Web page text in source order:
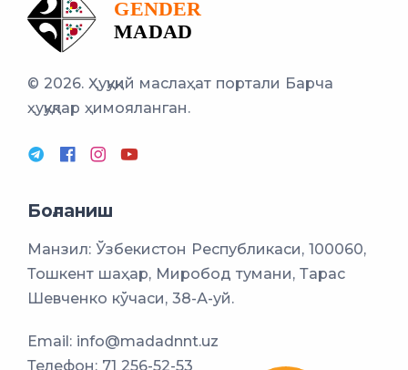
© 2026. Ҳуқуқий маслаҳат портали Барча
ҳуқуқлар ҳимояланган.
Боғланиш
Манзил: Ўзбекистон Республикаси, 100060,
Тошкент шаҳар, Миробод тумани, Тарас
Шевченко кўчаси, 38-А-уй.
Email: info@madadnnt.uz
Телефон: 71 256-52-53